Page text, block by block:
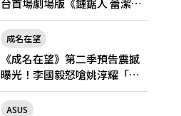
台首場劇場版《鏈鋸人 蕾潔
篇》快閃店就在新光三越台北
南西一館8/6限定登場
成名在望
《成名在望》第二季預告震撼
曝光！李國毅怒嗆姚淳耀「當
邱家的狗」兄弟情決裂
ASUS